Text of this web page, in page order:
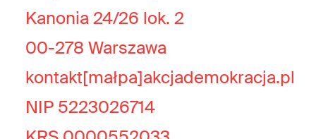
Kanonia 24/26 lok. 2
00-278 Warszawa
kontakt[małpa]akcjademokracja.pl
NIP 5223026714